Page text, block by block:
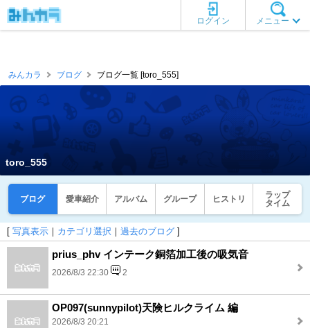
メニュー
ログイン
みんカラ ブログ ブログ一覧 [toro_555]
toro_555
ブログ 愛車紹介 アルバム グループ ヒストリ
ラップ
タイム
[ 写真表示 ｜ カテゴリ選択 ｜ 過去のブログ ]
prius_phv インテーク銅箔加工後の吸気音
2026/8/3 22:30 2
OP097(sunnypilot)天険ヒルクライム 編
2026/8/3 20:21